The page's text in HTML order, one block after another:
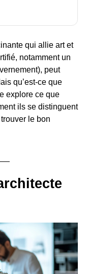
qui allie art et
notamment un
peut
qu’est-ce que
explore ce que
ils se distinguent
le bon